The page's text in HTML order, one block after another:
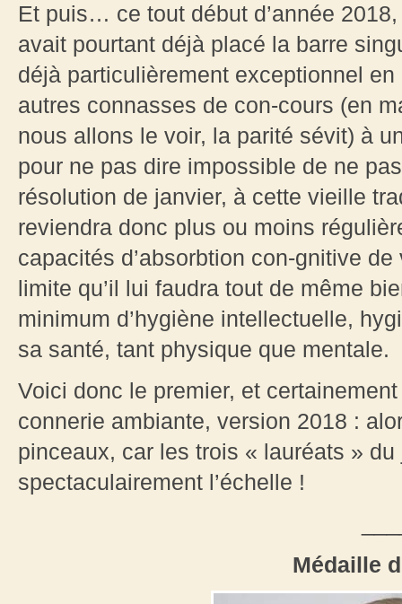
Et puis… ce tout début d’année
avait pourtant déjà placé la barre
déjà particulièrement exceptionnel
autres connasses de con-cours (en
nous allons le voir, la parité sévit) à
pour ne pas dire impossible de ne
résolution de janvier, à cette vieille
reviendra donc plus ou moins
capacités d’absorbtion con-gnitive
limite qu’il lui faudra tout de même
minimum d’hygiène intellectuelle,
sa santé, tant physique que mentale.
Voici donc le premier, et
connerie ambiante, version 2018 :
pinceaux, car les trois « lauréats »
spectaculairement l’échelle !
Médaille